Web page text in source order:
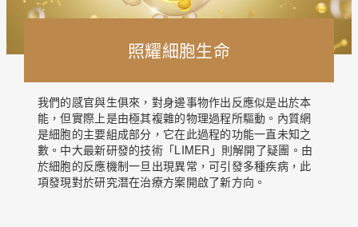
照耀細胞生命
我們的感官與生俱來，對身邊事物作出反應似是出於本
能，但實際上是由極其複雜的物理過程所驅動。內質網
是細胞的主要組成部分，它在此過程的功能一直未知之
數。中大最新研發的技術「LIMER」則解開了疑團。由
於細胞的反應機制一旦出現異常，可引發多種疾病，此
項發現對於研究潛在治療方案開啟了新方向。